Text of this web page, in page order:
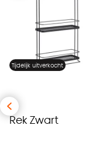
Tijdelijk uitverkocht
Rek Zwart